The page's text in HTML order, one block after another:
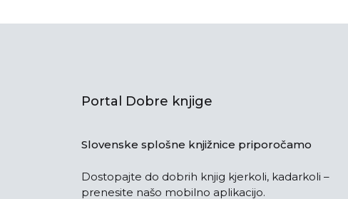
Portal Dobre knjige
Slovenske splošne knjižnice priporočamo
Dostopajte do dobrih knjig kjerkoli, kadarkoli –
prenesite našo mobilno aplikacijo.